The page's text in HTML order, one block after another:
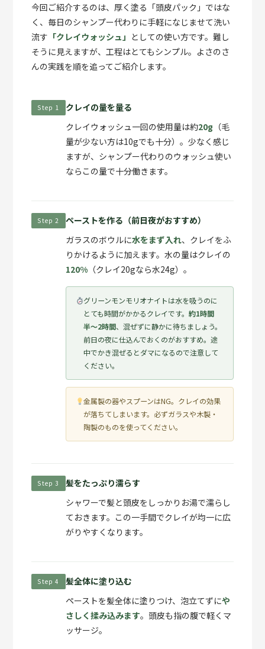
今回ご紹介するのは、厚く塗る「頭皮パック」ではな
く、毎日のシャンプー代わりに手軽になじませて洗い
流す 「クレイウォッシュ」 としての使い方です。難し
そうに見えますが、工程はとてもシンプル。よさのさ
んの実践を順を追ってご紹介します。
Step 1
クレイの量を量る
クレイウォッシュ一回の使用量は約20g （毛
量が少ない方は10gでも十分）。少なく感じ
ますが、シャンプー代わりのウォッシュ使い
ならこの量で十分働きます。
Step 2
ペーストを作る（前日夜がおすすめ）
ガラスのボウルに水をまず入れ、クレイをふ
りかけるように加えます。水の量はクレイの
120%（クレイ20gなら水24g）。
グリーンモンモリオナイトは水を吸うのに
とても時間がかかるクレイです。約1時間
半〜2時間、混ぜずに静かに待ちましょう。
前日の夜に仕込んでおくのがおすすめ。途
中でかき混ぜるとダマになるので注意して
ください。
金属製の器やスプーンはNG。クレイの効果
が落ちてしまいます。必ずガラスや木製・
陶製のものを使ってください。
Step 3
髪をたっぷり濡らす
シャワーで髪と頭皮をしっかりお湯で濡らし
ておきます。この一手間でクレイが均一に広
がりやすくなります。
Step 4
髪全体に塗り込む
ペーストを髪全体に塗りつけ、泡立てずにや
さしく揉み込みます。頭皮も指の腹で軽くマ
ッサージ。